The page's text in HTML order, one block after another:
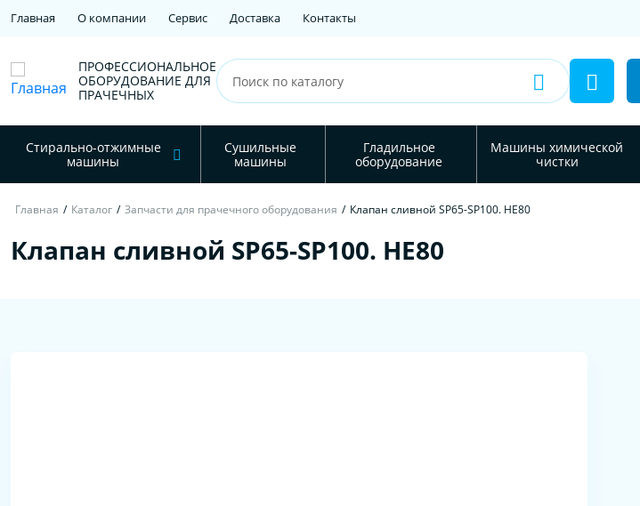
Главная О компании Сервис Доставка Контакты
ПРОФЕССИОНАЛЬНОЕ
ОБОРУДОВАНИЕ ДЛЯ
ПРАЧЕЧНЫХ
Стирально-отжимные
машины
Сушильные
машины
Гладильное
оборудование
Машины химической
чистки
Главная / Каталог / Запчасти для прачечного оборудования / Клапан сливной SP65-SP100. HE80
Клапан сливной SP65-SP100. HE80